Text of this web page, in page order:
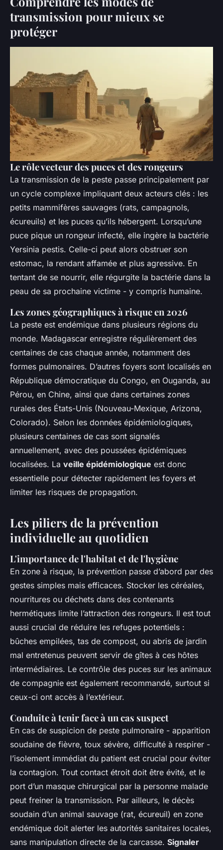
transmission pour mieux se
protéger
Le rôle vecteur des puces et des rongeurs
La transmission de la peste passe principalement par
un cycle complexe impliquant deux acteurs clés : les
petits mammifères sauvages (rats, campagnols,
écureuils) et les puces qu’ils hébergent. Lorsqu’une
puce pique un rongeur infecté, elle ingère la bactérie
Yersinia pestis. Celle-ci peut alors obstruer son
estomac, la rendant affamée et plus agressive. En
tentant de se nourrir, elle régurgite la bactérie dans la
peau de sa prochaine victime - y compris humaine.
Les zones géographiques à risque en 2026
La peste est endémique dans plusieurs régions du
monde. Madagascar enregistre régulièrement des
centaines de cas chaque année, notamment des
formes pulmonaires. D’autres foyers sont localisés en
République démocratique du Congo, en Ouganda, au
Pérou, en Chine, ainsi que dans certaines zones
rurales des États-Unis (Nouveau-Mexique, Arizona,
Colorado). Selon les données épidémiologiques,
plusieurs centaines de cas sont signalés
annuellement, avec des poussées épidémiques
localisées. La veille épidémiologique est donc
essentielle pour détecter rapidement les foyers et
limiter les risques de propagation.
Les piliers de la prévention
individuelle au quotidien
L'importance de l'habitat et de l'hygiène
En zone à risque, la prévention passe d’abord par des
gestes simples mais efficaces. Stocker les céréales,
nourritures ou déchets dans des contenants
hermétiques limite l’attraction des rongeurs. Il est tout
aussi crucial de réduire les refuges potentiels :
bûches empilées, tas de compost, ou abris de jardin
mal entretenus peuvent servir de gîtes à ces hôtes
intermédiaires. Le contrôle des puces sur les animaux
de compagnie est également recommandé, surtout si
ceux-ci ont accès à l’extérieur.
Conduite à tenir face à un cas suspect
En cas de suspicion de peste pulmonaire - apparition
soudaine de fièvre, toux sévère, difficulté à respirer -
l’isolement immédiat du patient est crucial pour éviter
la contagion. Tout contact étroit doit être évité, et le
port d’un masque chirurgical par la personne malade
peut freiner la transmission. Par ailleurs, le décès
soudain d’un animal sauvage (rat, écureuil) en zone
endémique doit alerter les autorités sanitaires locales,
sans manipulation directe de la carcasse. Signaler